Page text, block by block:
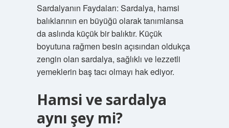
Sardalyanın Faydaları: Sardalya, hamsi
balıklarının en büyüğü olarak tanımlansa
da aslında küçük bir balıktır. Küçük
boyutuna rağmen besin açısından oldukça
zengin olan sardalya, sağlıklı ve lezzetli
yemeklerin baş tacı olmayı hak ediyor.
Hamsi ve sardalya
aynı şey mi?